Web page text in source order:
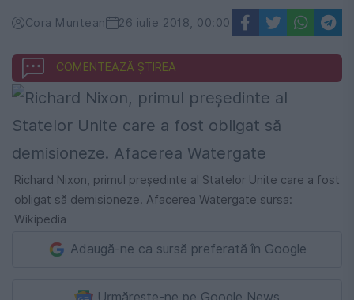
Cora Muntean 26 iulie 2018, 00:00
COMENTEAZĂ ȘTIREA
Richard Nixon, primul președinte al Statelor Unite care a fost
obligat să demisioneze. Afacerea Watergate sursa:
Wikipedia
Adaugă-ne ca sursă preferată în Google
Urmărește-ne pe Google News